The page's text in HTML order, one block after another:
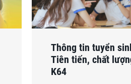
Thông tin tuyển
Tiên tiến, chất
K64